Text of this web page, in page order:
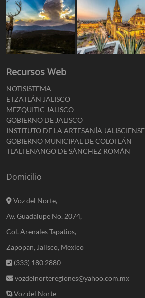
Recursos Web
NOTISISTEMA
ETZATLÁN JALISCO
MEZQUITIC JALISCO
GOBIERNO DE JALISCO
INSTITUTO DE LA ARTESANÍA JALISCIENSE
GOBIERNO MUNICIPAL DE COLOTLÁN
TLALTENANGO DE SÁNCHEZ ROMÁN
Domicilio
Voz del Norte,
Av. Guadalupe No. 2074,
Col. Arenales Tapatios,
Zapopan, Jalisco, Mexico
(333) 180 2880
vozdelnorteregiones@yahoo.com.mx
Voz del Norte